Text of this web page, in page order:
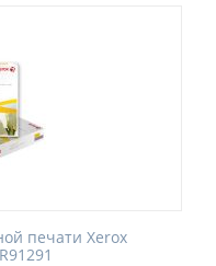
печати Xerox